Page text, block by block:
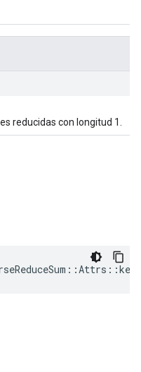
reducidas con longitud 1.